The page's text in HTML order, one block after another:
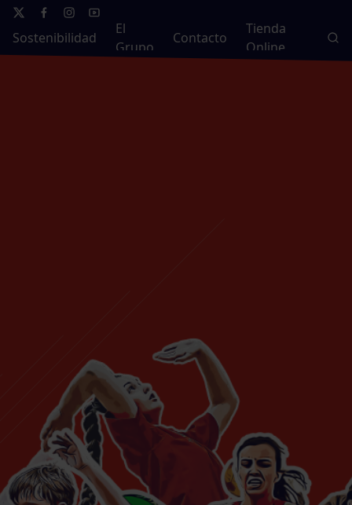
Sostenibilidad
El
Grupo
Contacto
Tienda
Online